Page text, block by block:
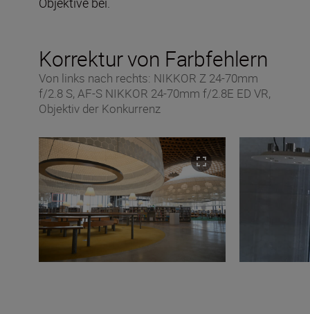
Korrektur von Farbfehlern
Von links nach rechts: NIKKOR Z 24-70mm
f/2.8 S, AF-S NIKKOR 24-70mm f/2.8E ED VR,
Objektiv der Konkurrenz